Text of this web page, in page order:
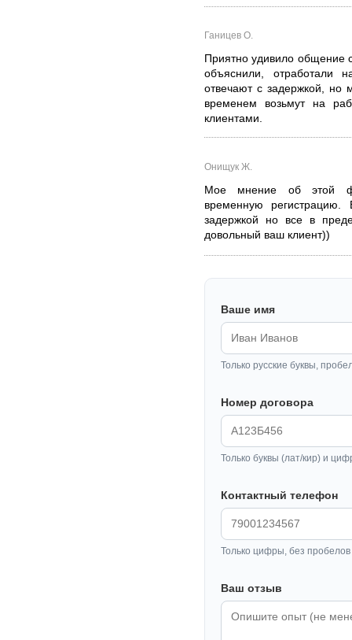
Ганицев О.
Приятно удивило общение
объяснили, отработали
отвечают с задержкой, но
временем возьмут на
клиентами.
Онищук Ж.
Мое мнение об этой
временную
задержкой но все в
довольный ваш клиент))
Ваше имя
Только русские буквы,
Номер договора
Только буквы (лат/кир) и
Контактный телефон
Только цифры, без
Ваш отзыв